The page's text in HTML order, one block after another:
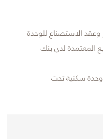
الاستصناع للوحدة
المعتمدة لدى بنك
سكنية تحت